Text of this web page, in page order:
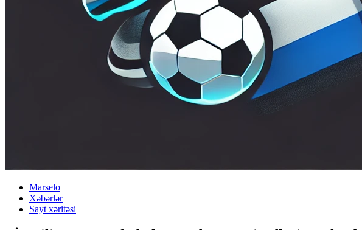
Marselo
Xəbərlər
Sayt xəritəsi